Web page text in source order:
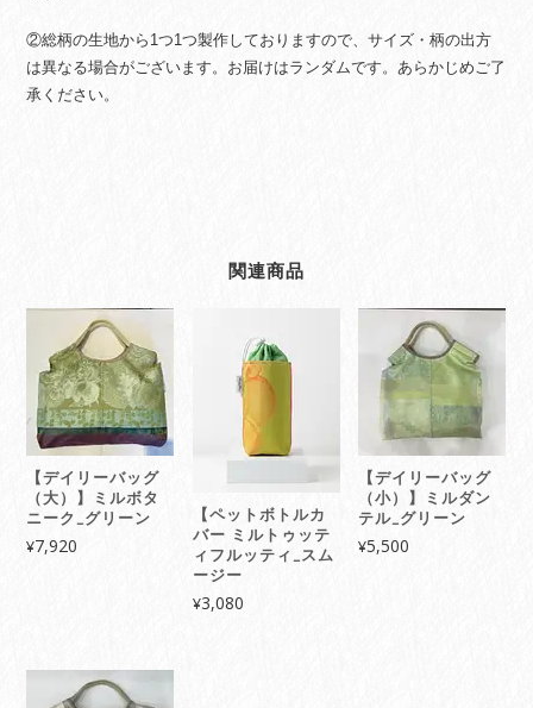
②総柄の生地から1つ1つ製作しておりますので、サイズ・柄の出方
は異なる場合がございます。お届けはランダムです。あらかじめご了
承ください。
関連商品
【デイリーバッグ
（大）】ミルボタ
ニーク_グリーン
¥7,920
【ペットボトルカ
バー ミルトゥッテ
ィフルッティ_スム
ージー
¥3,080
【デイリーバッグ
（小）】ミルダン
テル_グリーン
¥5,500